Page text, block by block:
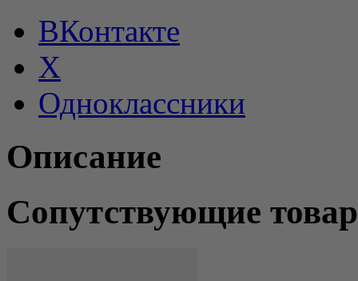
ВКонтакте
X
Одноклассники
Описание
Сопутствующие